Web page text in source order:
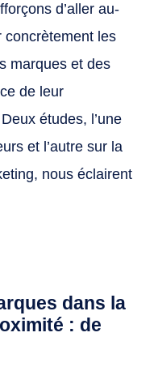
d’aller au-
concrètement les
marques et des
de leur
études, l’une
et l’autre sur la
nous éclairent
dans la
: de